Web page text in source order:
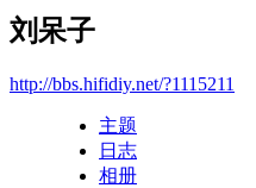
刘呆子
http://bbs.hifidiy.net/?1115211
主题
日志
相册